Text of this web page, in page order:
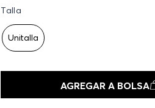
Talla
Unitalla
AGREGAR A BOLSA